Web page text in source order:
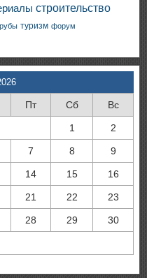
строительство
туризм форум
Пт Сб Вс
1 2
7 8 9
14 15 16
21 22 23
28 29 30